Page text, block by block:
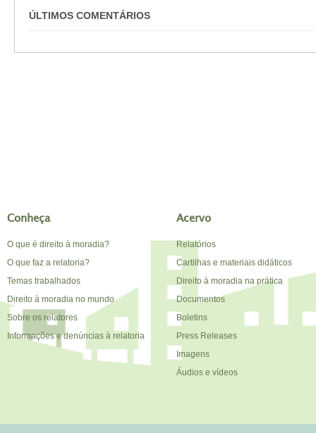
ÚLTIMOS COMENTÁRIOS
Conheça
O que é direito à moradia?
O que faz a relatoria?
Temas trabalhados
Direito à moradia no mundo
Sobre os relatores
Informações e denúncias à relatoria
Acervo
Relatórios
Cartilhas e materiais didáticos
Direito à moradia na prática
Documentos
Boletins
Press Releases
Imagens
Áudios e vídeos